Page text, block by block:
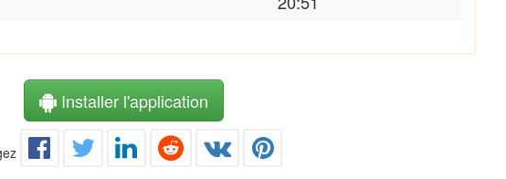
Installer l'application